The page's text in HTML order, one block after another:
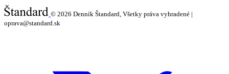
© 2026 Denník Štandard, Všetky práva vyhradené |
oprava@standard.sk